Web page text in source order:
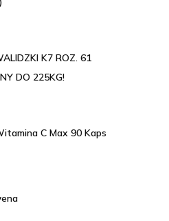
K7 ROZ. 61
DO 225KG!
C Max 90 Kaps